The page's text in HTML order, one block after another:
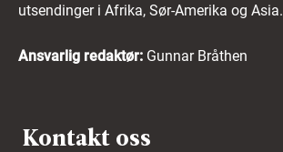
utsendinger i Afrika, Sør-Amerika og Asia.
Ansvarlig redaktør: Gunnar Bråthen
Kontakt oss